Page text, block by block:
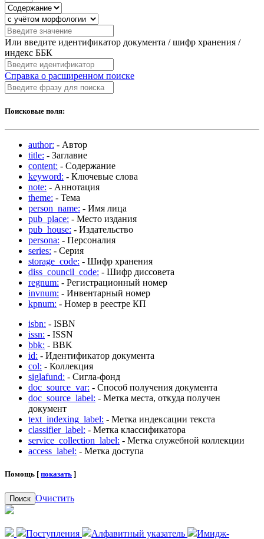
Или введите идентификатор документа / шифр хранения /
индекс ББК
Справка о расширенном поиске
Поисковые поля:
author: - Автор
title: - Заглавие
content: - Содержание
keyword: - Ключевые слова
note: - Аннотация
theme: - Тема
person_name: - Имя лица
pub_place: - Место издания
pub_house: - Издательство
persona: - Персоналия
series: - Серия
storage_code: - Шифр хранения
diss_council_code: - Шифр диссовета
regnum: - Регистрационный номер
invnum: - Инвентарный номер
kpnum: - Номер в реестре КП
isbn: - ISBN
issn: - ISSN
bbk: - BBK
id: - Идентификатор документа
col: - Коллекция
siglafund: - Сигла-фонд
doc_source_var: - Способ получения документа
doc_source_label: - Метка места, откуда получен
документ
text_indexing_label: - Метка индексации текста
classifier_label: - Метка классификатора
service_collection_label: - Метка служебной коллекции
access_label: - Метка доступа
Помощь [ показать ]
Поиск Очистить
Поступления Алфавитный указатель
Имидж-